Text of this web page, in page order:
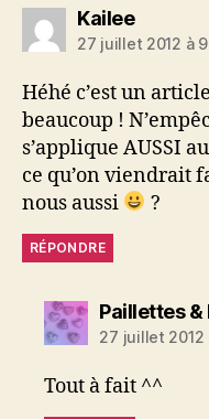
Kaileedit :
27 juillet 2012 à
Héhé c’est un
beaucoup !
s’applique AUSSI
ce qu’on viendrait
nous aussi
?
RÉPONDRE
Paillettes &
27 juillet 2012
Tout à fait ^^